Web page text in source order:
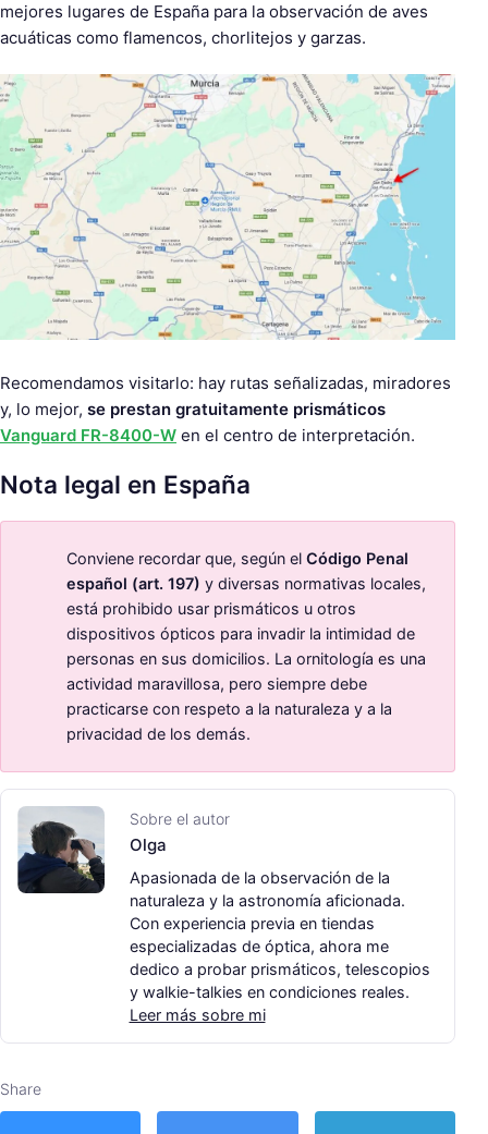
mejores lugares de España para la observación de aves
acuáticas como flamencos, chorlitejos y garzas.
Recomendamos visitarlo: hay rutas señalizadas, miradores
y, lo mejor, se prestan gratuitamente prismáticos
Vanguard FR-8400-W en el centro de interpretación.
Nota legal en España
Conviene recordar que, según el Código Penal
español (art. 197) y diversas normativas locales,
está prohibido usar prismáticos u otros
dispositivos ópticos para invadir la intimidad de
personas en sus domicilios. La ornitología es una
actividad maravillosa, pero siempre debe
practicarse con respeto a la naturaleza y a la
privacidad de los demás.
Sobre el autor
Olga
Apasionada de la observación de la
naturaleza y la astronomía aficionada.
Con experiencia previa en tiendas
especializadas de óptica, ahora me
dedico a probar prismáticos, telescopios
y walkie-talkies en condiciones reales.
Leer más sobre mi
Share